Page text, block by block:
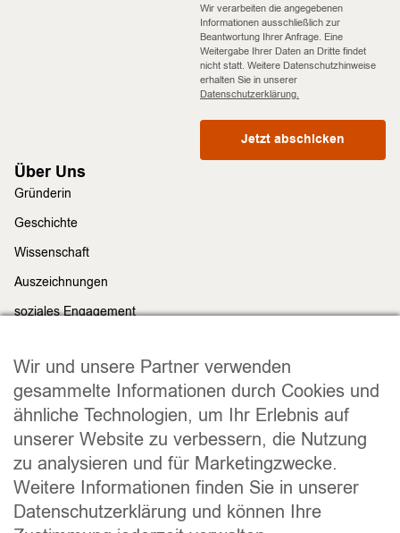
Wir verarbeiten die angegebenen
Informationen ausschließlich zur
Beantwortung Ihrer Anfrage. Eine
Weitergabe Ihrer Daten an Dritte findet
nicht statt. Weitere Datenschutzhinweise
erhalten Sie in unserer
Datenschutzerklärung.
Jetzt abschicken
Über Uns
Gründerin
Geschichte
Wissenschaft
Auszeichnungen
soziales Engagement
Rechtliches
Impressum
Datenschutz
Widerrufsrecht
Allgemeine Geschäftsbedingungen
Versand und Lieferung
Wir und unsere Partner verwenden
gesammelte Informationen durch Cookies und
ähnliche Technologien, um Ihr Erlebnis auf
unserer Website zu verbessern, die Nutzung
zu analysieren und für Marketingzwecke.
Weitere Informationen finden Sie in unserer
Datenschutzerklärung und können Ihre